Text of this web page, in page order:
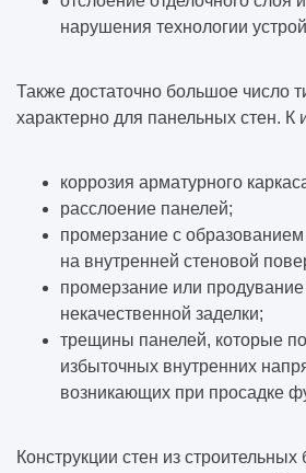
нарушения технологии
Также достаточно большое число
характерно для панельных стен. К
коррозия арматурного
расслоение панелей;
промерзание с
на внутренней стеновой
промерзание или продувание
некачественной заделки;
трещины панелей, которые
избыточных внутренних
возникающих при просадке
Конструкции стен из строительных